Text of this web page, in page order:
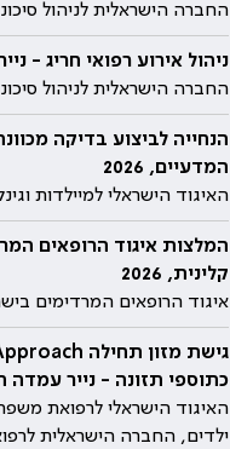
החברה הישראלית לניהול
ניהול אירוע רפואי חריג -
החברה הישראלית לניהול
הנחייה לביצוע בדיקה
המדעיים, 2026
האיגוד הישראלי למיילדות
קלינית, 2026
איגוד הרופאים המרדימים
כתוספי תזונה - נייר עמדה
האיגוד הישראלי לרפואת
ילדים, החברה הישראלית